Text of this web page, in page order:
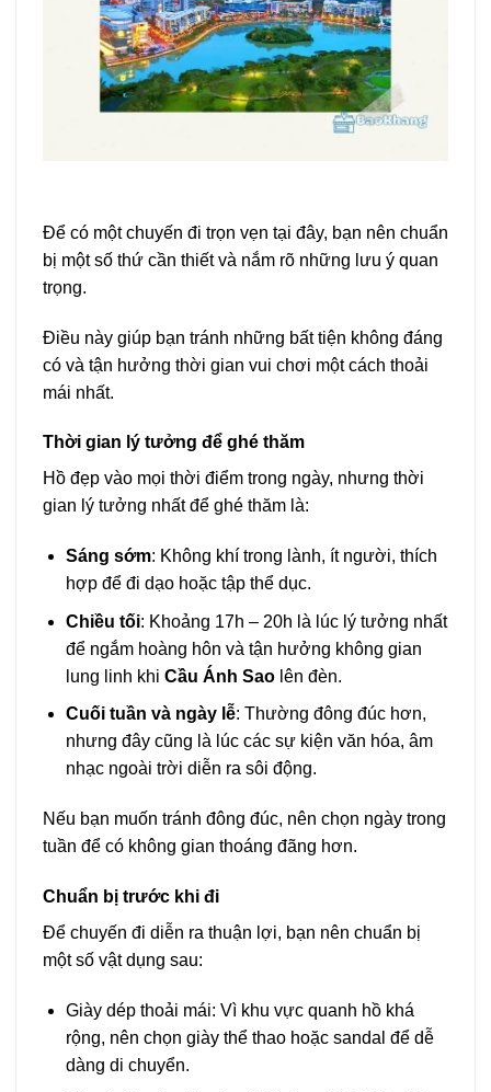
Để có một chuyến đi trọn vẹn tại đây, bạn nên chuẩn
bị một số thứ cần thiết và nắm rõ những lưu ý quan
trọng.
Điều này giúp bạn tránh những bất tiện không đáng
có và tận hưởng thời gian vui chơi một cách thoải
mái nhất.
Thời gian lý tưởng để ghé thăm
Hồ đẹp vào mọi thời điểm trong ngày, nhưng thời
gian lý tưởng nhất để ghé thăm là:
Sáng sớm: Không khí trong lành, ít người, thích
hợp để đi dạo hoặc tập thể dục.
Chiều tối: Khoảng 17h – 20h là lúc lý tưởng nhất
để ngắm hoàng hôn và tận hưởng không gian
lung linh khi Cầu Ánh Saolên đèn.
Cuối tuần và ngày lễ: Thường đông đúc hơn,
nhưng đây cũng là lúc các sự kiện văn hóa, âm
nhạc ngoài trời diễn ra sôi động.
Nếu bạn muốn tránh đông đúc, nên chọn ngày trong
tuần để có không gian thoáng đãng hơn.
Chuẩn bị trước khi đi
Để chuyến đi diễn ra thuận lợi, bạn nên chuẩn bị
một số vật dụng sau:
Giày dép thoải mái: Vì khu vực quanh hồ khá
rộng, nên chọn giày thể thao hoặc sandal để dễ
dàng di chuyển.